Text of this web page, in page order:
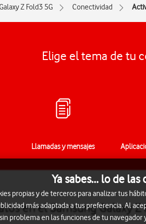
Z Fold3 5G Conectividad
Elige el tema de tu
Llamadas y mensajes
en el Samsung Galaxy Z
Ya sabes... lo de las
propias y de terceros para analizar tus
más adaptada a tus preferencia. Al
problema en las funciones de tu navegador